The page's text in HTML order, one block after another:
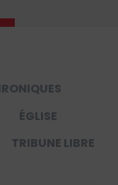
ÉGLISE
TRIBUNE LIBRE